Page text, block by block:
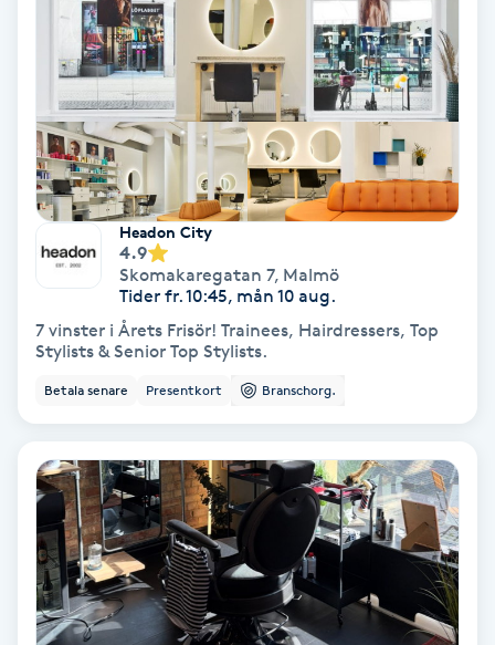
Fransförlängning
Fransförlängning Megavolym
Fransförlängning Volym
Fransk manikyr
Fransrengöring
Frekvensterapi
Friskvård
Friskvårdsmassage
Frisör
Funktionsanalys
Headon City
4.9
Skomakaregatan 7, Malmö
Tider fr. 10:45, mån 10 aug.
7 vinster i Årets Frisör! Trainees, Hairdressers, Top
Stylists & Senior Top Stylists.
Betala senare Presentkort Branschorg.